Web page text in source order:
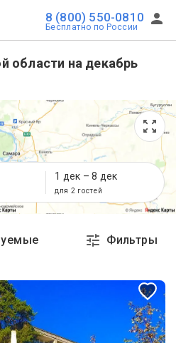
8 (800) 550-0810
Бесплатно по России
области на декабрь
1 дек – 8 дек
для 2 гостей
Фильтры